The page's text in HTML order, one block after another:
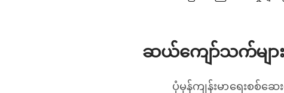
ဆယ်ကျော်သက်များ
ပုံမှန်ကျန်းမာရေးစစ်